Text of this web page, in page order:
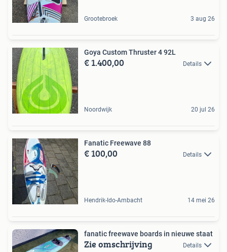
Grootebroek 3 aug 26
Goya Custom Thruster 4 92L
€ 1.400,00 Details
Noordwijk 20 jul 26
Fanatic Freewave 88
€ 100,00 Details
Hendrik-Ido-Ambacht 14 mei 26
fanatic freewave boards in nieuwe staat
Zie omschrijving Details